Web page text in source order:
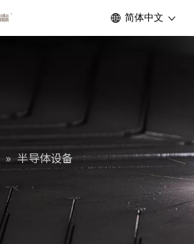
简体中文
» 半导体设备